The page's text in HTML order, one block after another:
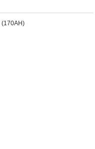
(170AH)